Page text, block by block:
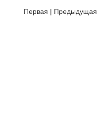
Первая | Предыдущая